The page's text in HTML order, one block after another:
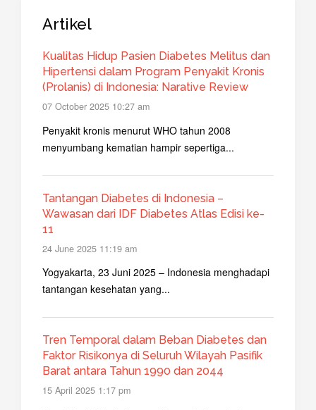
Artikel
Kualitas Hidup Pasien Diabetes Melitus dan
Hipertensi dalam Program Penyakit Kronis
(Prolanis) di Indonesia: Narative Review
07 October 2025 10:27 am
Penyakit kronis menurut WHO tahun 2008
menyumbang kematian hampir sepertiga...
Tantangan Diabetes di Indonesia –
Wawasan dari IDF Diabetes Atlas Edisi ke-
11
24 June 2025 11:19 am
Yogyakarta, 23 Juni 2025 – Indonesia menghadapi
tantangan kesehatan yang...
Tren Temporal dalam Beban Diabetes dan
Faktor Risikonya di Seluruh Wilayah Pasifik
Barat antara Tahun 1990 dan 2044
15 April 2025 1:17 pm